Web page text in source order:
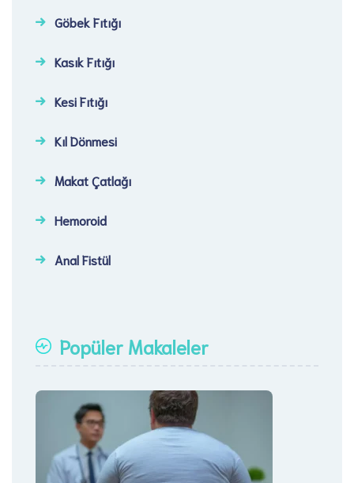
Göbek Fıtığı​
Kasık Fıtığı​
Kesi Fıtığı​
Kıl Dönmesi
Makat Çatlağı
Hemoroid
Anal Fistül
Popüler Makaleler